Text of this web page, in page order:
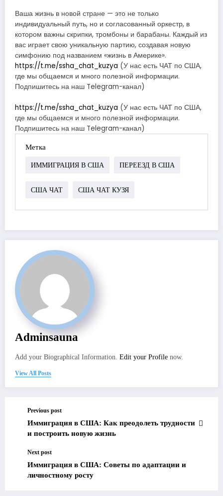
Ваша жизнь в новой стране — это не только
индивидуальный путь, но и согласованный оркестр, в
котором важны скрипки, тромбоны и барабаны. Каждый из
вас играет свою уникальную партию, создавая новую
симфонию под названием «жизнь в Америке».
https://t.me/ssha_chat_kuzya (У нас есть ЧАТ по США,
где мы общаемся и много полезной информации.
Подпишитесь на наш Telegram-канал)
https://t.me/ssha_chat_kuzya (У нас есть ЧАТ по США,
где мы общаемся и много полезной информации.
Подпишитесь на наш Telegram-канал)
Метка
ИММИГРАЦИЯ В США ПЕРЕЕЗД В США
США ЧАТ США ЧАТ КУЗЯ
Adminsauna
Add your Biographical Information. Edit your Profile now.
View All Posts
Previous post
Иммиграция в США: Как преодолеть трудности
и построить новую жизнь
Next post
Иммиграция в США: Советы по адаптации и
личностному росту